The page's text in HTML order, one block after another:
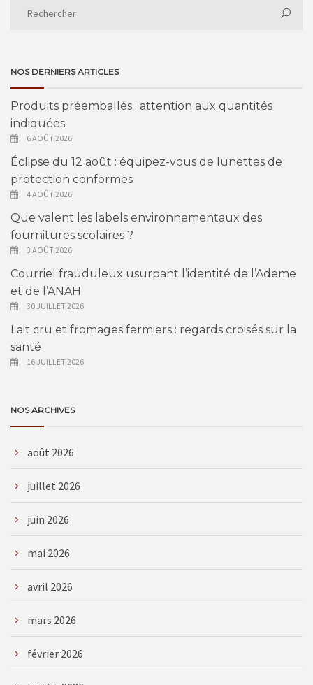
NOS DERNIERS ARTICLES
Produits préemballés : attention aux quantités
indiquées
6 AOÛT 2026
Éclipse du 12 août : équipez-vous de lunettes de
protection conformes
4 AOÛT 2026
Que valent les labels environnementaux des
fournitures scolaires ?
3 AOÛT 2026
Courriel frauduleux usurpant l’identité de l’Ademe
et de l’ANAH
30 JUILLET 2026
Lait cru et fromages fermiers : regards croisés sur la
santé
16 JUILLET 2026
NOS ARCHIVES
août 2026
juillet 2026
juin 2026
mai 2026
avril 2026
mars 2026
février 2026